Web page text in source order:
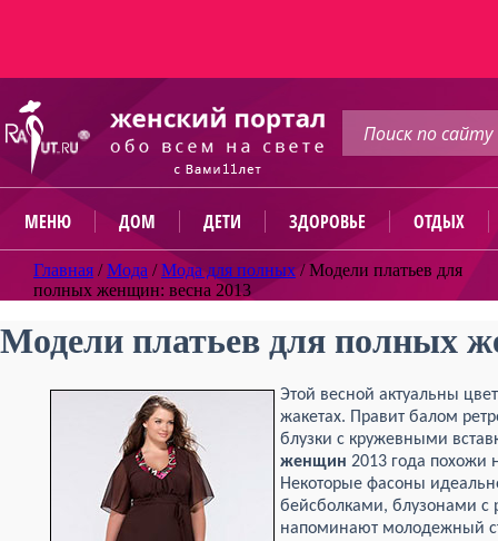
МЕНЮ ДОМ ДЕТИ ЗДОРОВЬЕ ОТДЫХ
Главная /Мода /Мода для полных /Модели платьев для
полных женщин: весна 2013
Модели платьев для полных
Этой весной актуальны
жакетах. Правит балом
блузки с кружевными
женщин 2013 года похожи
Некоторые фасоны
бейсболками, блузонами с
напоминают молодежный